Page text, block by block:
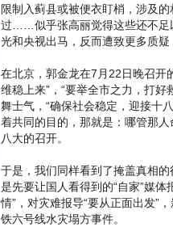
限制入蓟县或被便衣盯梢，涉及
过……似乎张高丽觉得这些还不足
光和央视出马，反而遭致更多质疑
在北京，郭金龙在7月22日晚召开
维稳上来”，“要举全市之力，打
舞士气，“确保社会稳定，迎接十
着共同的目的，那就是：哪管那
八大的召开。
于是，我们同样看到了掩盖真相
是先要让国人看得到的“自家”媒
情”，对灾难报导“要从正面出发”
铁六号线水灾塌方事件。